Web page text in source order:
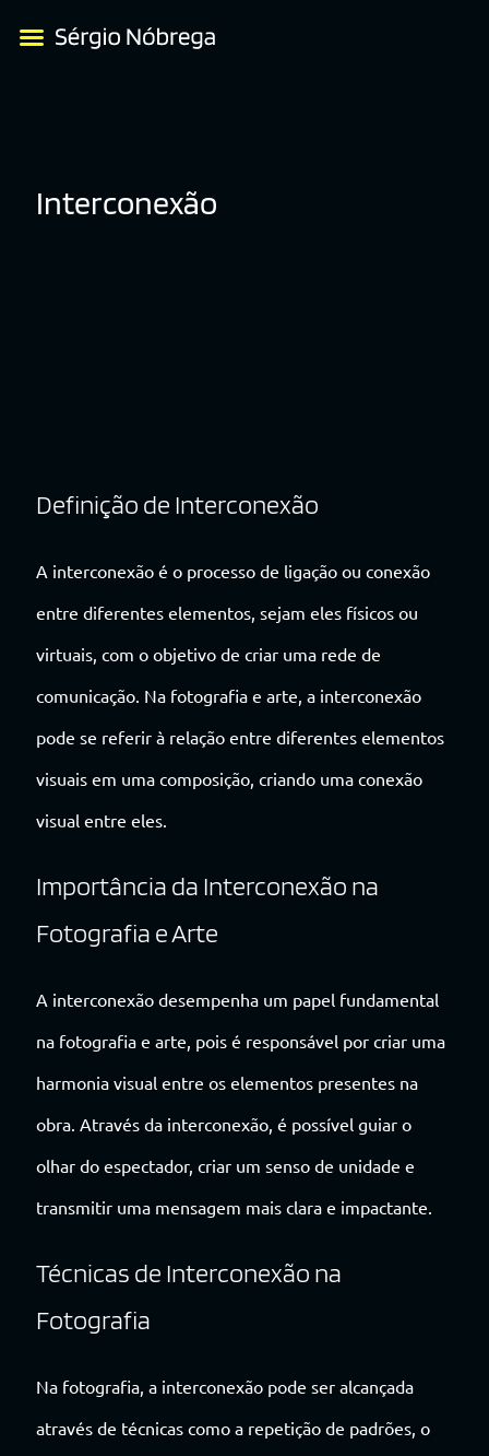
Interconexão
Definição de Interconexão
A interconexão é o processo de ligação ou conexão
entre diferentes elementos, sejam eles físicos ou
virtuais, com o objetivo de criar uma rede de
comunicação. Na fotografia e arte, a interconexão
pode se referir à relação entre diferentes elementos
visuais em uma composição, criando uma conexão
visual entre eles.
Importância da Interconexão na
Fotografia e Arte
A interconexão desempenha um papel fundamental
na fotografia e arte, pois é responsável por criar uma
harmonia visual entre os elementos presentes na
obra. Através da interconexão, é possível guiar o
olhar do espectador, criar um senso de unidade e
transmitir uma mensagem mais clara e impactante.
Técnicas de Interconexão na
Fotografia
Na fotografia, a interconexão pode ser alcançada
através de técnicas como a repetição de padrões, o